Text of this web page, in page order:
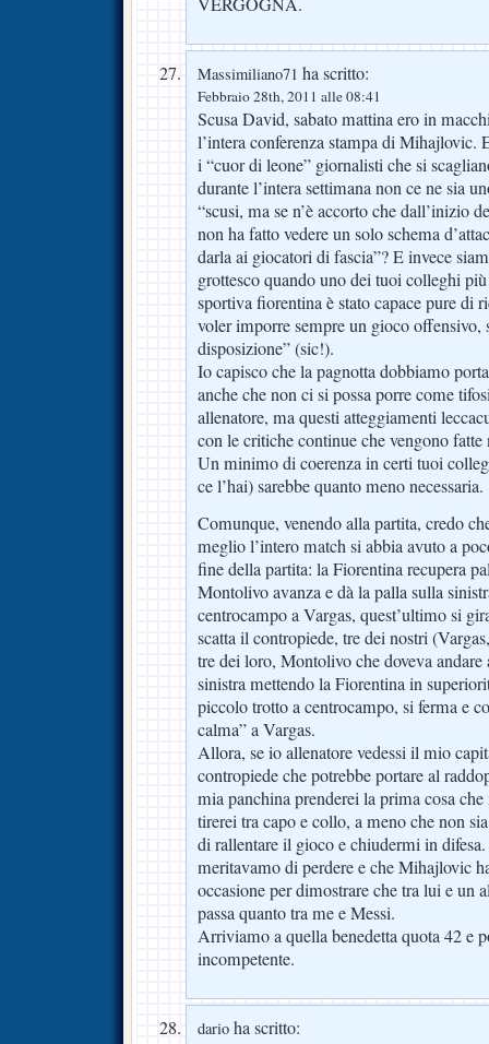
VERGOGNA.
Massimiliano71 ha scritto:
Febbraio 28th, 2011 alle 08:41
Scusa David, sabato mattina ero in
l’intera conferenza stampa di Mihajlovic.
i “cuor di leone” giornalisti che si
durante l’intera settimana non ce ne sia
“scusi, ma se n’è accorto che dall’inizio
non ha fatto vedere un solo schema
darla ai giocatori di fascia”? E invece
grottesco quando uno dei tuoi colleghi
sportiva fiorentina è stato capace pure di
voler imporre sempre un gioco offensivo,
disposizione” (sic!).
Io capisco che la pagnotta dobbiamo
anche che non ci si possa porre come
allenatore, ma questi atteggiamenti
con le critiche continue che vengono
Un minimo di coerenza in certi tuoi
ce l’hai) sarebbe quanto meno necessaria.
Comunque, venendo alla partita, credo
meglio l’intero match si abbia avuto a
fine della partita: la Fiorentina recupera
Montolivo avanza e dà la palla sulla
centrocampo a Vargas, quest’ultimo si
scatta il contropiede, tre dei nostri
tre dei loro, Montolivo che doveva
sinistra mettendo la Fiorentina in
piccolo trotto a centrocampo, si ferma e
calma” a Vargas.
Allora, se io allenatore vedessi il mio
contropiede che potrebbe portare al
mia panchina prenderei la prima cosa
tirerei tra capo e collo, a meno che non
di rallentare il gioco e chiudermi in
meritavamo di perdere e che Mihajlovic
occasione per dimostrare che tra lui e un
passa quanto tra me e Messi.
Arriviamo a quella benedetta quota 42 e
incompetente.
dario ha scritto: